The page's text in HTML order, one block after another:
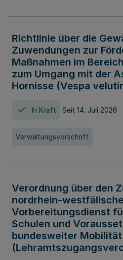
Richtlinie über die
Zuwendungen zur
Maßnahmen im
zum Umgang mit der
Hornisse (Vespa
In Kraft Seit 14. Juli 2026
Verwaltungsvorschrift
Verordnung über den
nordrhein-
Vorbereitungsdienst
Schulen und
bundesweiter Mobilität